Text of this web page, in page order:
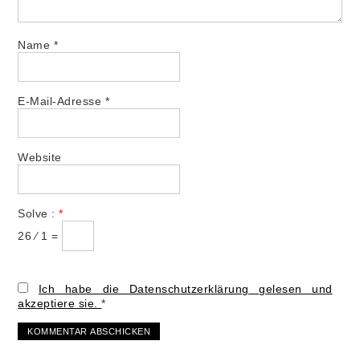
Name *
E-Mail-Adresse *
Website
Solve :*
26 ⁄ 1 =
Ich habe die Datenschutzerklärung gelesen und
akzeptiere sie.*